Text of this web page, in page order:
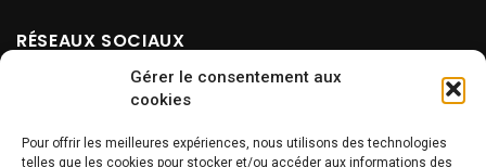
Gérer le consentement aux
cookies
Pour offrir les meilleures expériences, nous utilisons des technologies
telles que les cookies pour stocker et/ou accéder aux informations des
RÉSEAUX SOCIAUX